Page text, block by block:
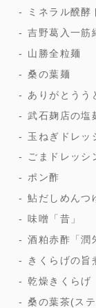
ミネラル醗酵
吉野葛入一筋
山勝全粒麺
桑の葉麺
ありがとうう
武石麹店の塩
玉ねぎドレッ
ごまドレッシ
ポン酢
鮎だしめんつ
味噌「昔」
酒粕赤酢「潤
きくらげの旨
乾燥きくらげ
桑の葉茶(ス